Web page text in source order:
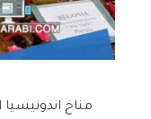
مناخ